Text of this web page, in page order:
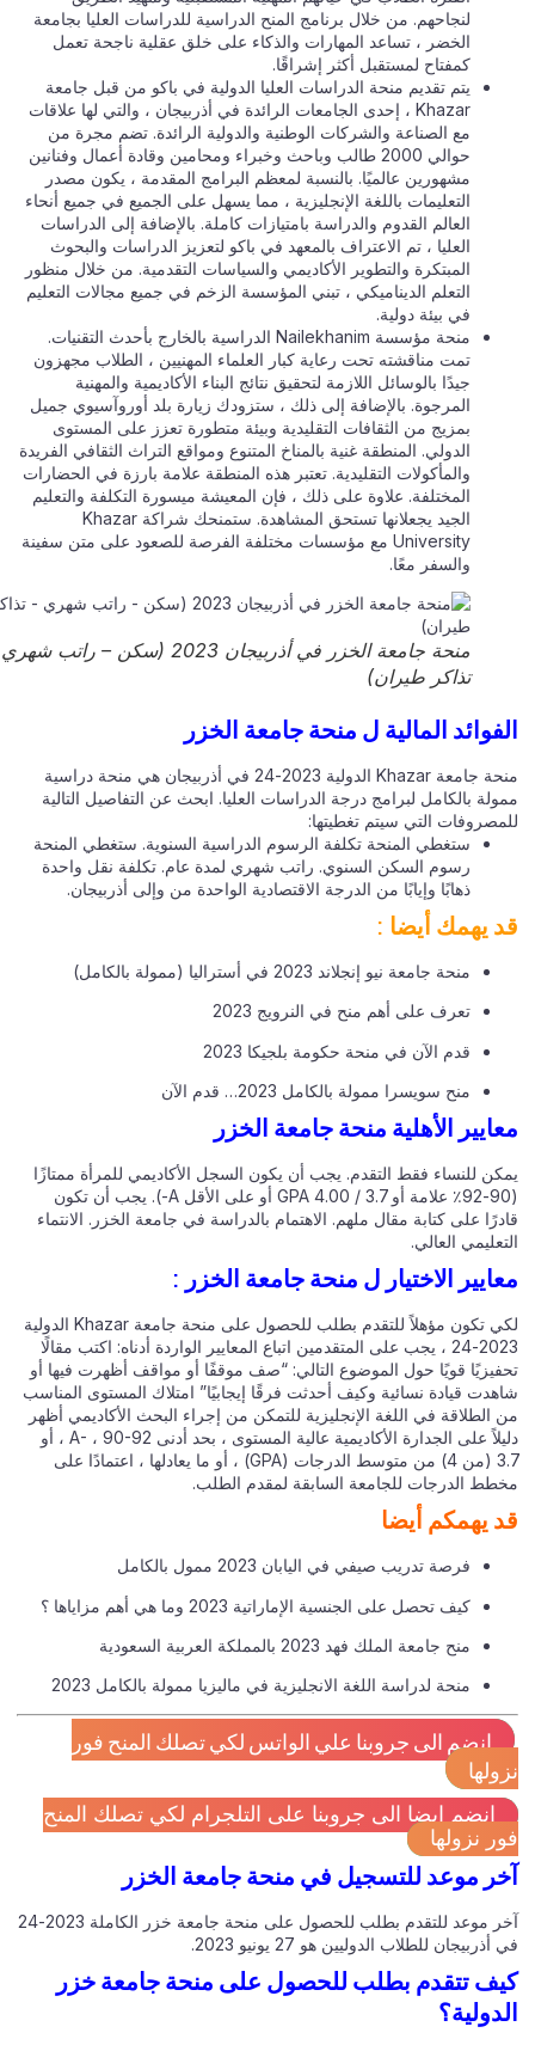
لنجاحهم. من خلال برنامج المنح الدراسية للدراسات العليا بجامعة
الخضر ، تساعد المهارات والذكاء على خلق عقلية ناجحة تعمل
كمفتاح لمستقبل أكثر إشراقًا.
يتم تقديم منحة الدراسات العليا الدولية في باكو من قبل جامعة
Khazar ، إحدى الجامعات الرائدة في أذربيجان ، والتي لها علاقات
مع الصناعة والشركات الوطنية والدولية الرائدة. تضم مجرة ​​من
حوالي 2000 طالب وباحث وخبراء ومحامين وقادة أعمال وفنانين
مشهورين عالميًا. بالنسبة لمعظم البرامج المقدمة ، يكون مصدر
التعليمات باللغة الإنجليزية ، مما يسهل على الجميع في جميع أنحاء
العالم القدوم والدراسة بامتيازات كاملة. بالإضافة إلى الدراسات
العليا ، تم الاعتراف بالمعهد في باكو لتعزيز الدراسات والبحوث
المبتكرة والتطوير الأكاديمي والسياسات التقدمية. من خلال منظور
التعلم الديناميكي ، تبني المؤسسة الزخم في جميع مجالات التعليم
في بيئة دولية.
منحة مؤسسة Nailekhanim الدراسية بالخارج بأحدث التقنيات.
تمت مناقشته تحت رعاية كبار العلماء المهنيين ، الطلاب مجهزون
جيدًا بالوسائل اللازمة لتحقيق نتائج البناء الأكاديمية والمهنية
المرجوة. بالإضافة إلى ذلك ، ستزودك زيارة بلد أوروآسيوي جميل
بمزيج من الثقافات التقليدية وبيئة متطورة تعزز على المستوى
الدولي. المنطقة غنية بالمناخ المتنوع ومواقع التراث الثقافي الفريدة
والمأكولات التقليدية. تعتبر هذه المنطقة علامة بارزة في الحضارات
المختلفة. علاوة على ذلك ، فإن المعيشة ميسورة التكلفة والتعليم
الجيد يجعلانها تستحق المشاهدة. ستمنحك شراكة Khazar
University مع مؤسسات مختلفة الفرصة للصعود على متن سفينة
والسفر معًا.
منحة جامعة الخزر في أذربيجان 2023 (سكن – راتب شهري –
تذاكر طيران)
المالية ل منحة جامعة الخزر
منحة جامعة Khazar الدولية 2023-24 في أذربيجان هي منحة دراسية
بالكامل لبرامج درجة الدراسات العليا. ابحث عن التفاصيل التالية
التي سيتم تغطيتها:
ستغطي المنحة تكلفة الرسوم الدراسية السنوية. ستغطي المنحة
رسوم السكن السنوي. راتب شهري لمدة عام. تكلفة نقل واحدة
ذهابًا وإيابًا من الدرجة الاقتصادية الواحدة من وإلى أذربيجان.
يهمك أيضا :
منحة جامعة نيو إنجلاند 2023 في أستراليا (ممولة بالكامل)
تعرف على أهم منح في النرويج 2023
قدم الآن في منحة حكومة بلجيكا 2023
منح سويسرا ممولة بالكامل 2023… قدم الآن
الأهلية منحة جامعة الخزر
للنساء فقط التقدم. يجب أن يكون السجل الأكاديمي للمرأة ممتازًا
(90-92٪ علامة أو 3.7 / 4.00 GPA أو على الأقل A-). يجب أن تكون
على كتابة مقال ملهم. الاهتمام بالدراسة في جامعة الخزر. الانتماء
العالي.
الاختيار ل منحة جامعة الخزر :
لكي تكون مؤهلاً للتقدم بطلب للحصول على منحة جامعة Khazar الدولية
2023-24 ، يجب على المتقدمين اتباع المعايير الواردة أدناه: اكتب مقالًا
قويًا حول الموضوع التالي: “صف موقفًا أو مواقف أظهرت فيها أو
قيادة نسائية وكيف أحدثت فرقًا إيجابيًا” امتلاك المستوى المناسب
الطلاقة في اللغة الإنجليزية للتمكن من إجراء البحث الأكاديمي أظهر
دليلاً على الجدارة الأكاديمية عالية المستوى ، بحد أدنى A- ، 90-92 ، أو
3.7 (من 4) من متوسط ​​الدرجات (GPA) ، أو ما يعادلها ، اعتمادًا على
الدرجات للجامعة السابقة لمقدم الطلب.
يهمكم أيضا
فرصة تدريب صيفي في اليابان 2023 ممول بالكامل
كيف تحصل على الجنسية الإماراتية 2023 وما هي أهم مزاياها ؟
منح جامعة الملك فهد 2023 بالمملكة العربية السعودية
منحة لدراسة اللغة الانجليزية في ماليزيا ممولة بالكامل 2023
انضم الى جروبنا علي الواتس لكي تصلك المنح فور
انضم ايضا الى جروبنا على التلجرام لكي تصلك المنح
نزولها
موعد للتسجيل في منحة جامعة الخزر
آخر موعد للتقدم بطلب للحصول على منحة جامعة خزر الكاملة 2023-24
للطلاب الدوليين هو 27 يونيو 2023.
تتقدم بطلب للحصول على منحة جامعة خزر